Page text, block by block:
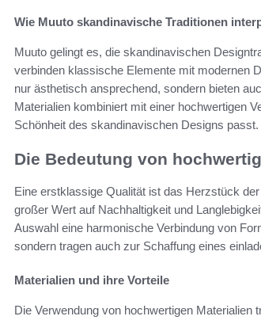
Wie Muuto skandinavische Traditionen
Muuto gelingt es, die skandinavischen
verbinden klassische Elemente mit modernen
nur ästhetisch ansprechend, sondern bieten
Materialien kombiniert mit einer hochwertigen
Schönheit des skandinavischen Designs passt.
Die Bedeutung von
Eine erstklassige Qualität ist das Herzstück
großer Wert auf Nachhaltigkeit und
Auswahl eine harmonische Verbindung von
sondern tragen auch zur Schaffung eines
Materialien und ihre Vorteile
Die Verwendung von hochwertigen